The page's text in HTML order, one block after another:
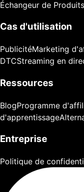
Échangeur de Produits
Cas d'utilisation
PublicitéMarketing
DTCStreaming en
Ressources
BlogProgramme
d'apprentissage
Entreprise
Politique de